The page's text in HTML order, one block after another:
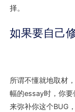
择。
如果要自己
所谓不懂就地取材
幅的essay时，你
来弥补你这个BUG